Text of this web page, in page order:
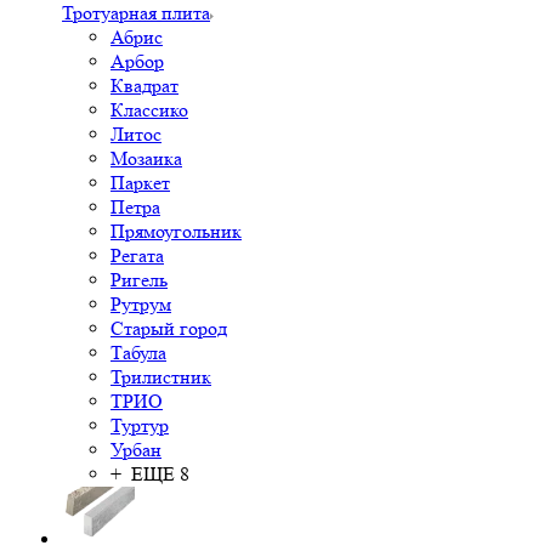
Тротуарная плита
Абрис
Арбор
Квадрат
Классико
Литос
Мозаика
Паркет
Петра
Прямоугольник
Регата
Ригель
Рутрум
Старый город
Табула
Трилистник
ТРИО
Туртур
Урбан
+ ЕЩЕ 8